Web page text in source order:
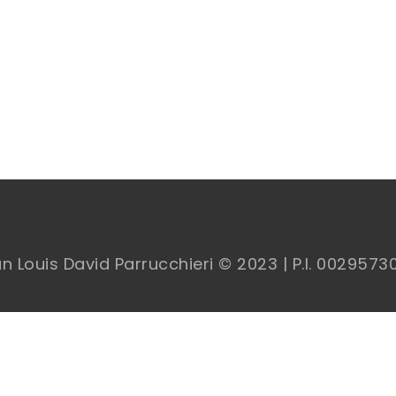
Louis David Parrucchieri © 2023 | P.I. 00